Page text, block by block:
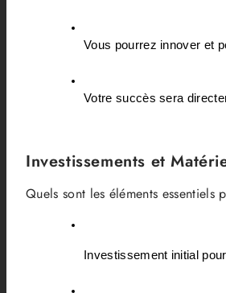
Vous pourrez innover et
Votre succès sera
Investissements et
Quels sont les éléments
Investissement initial